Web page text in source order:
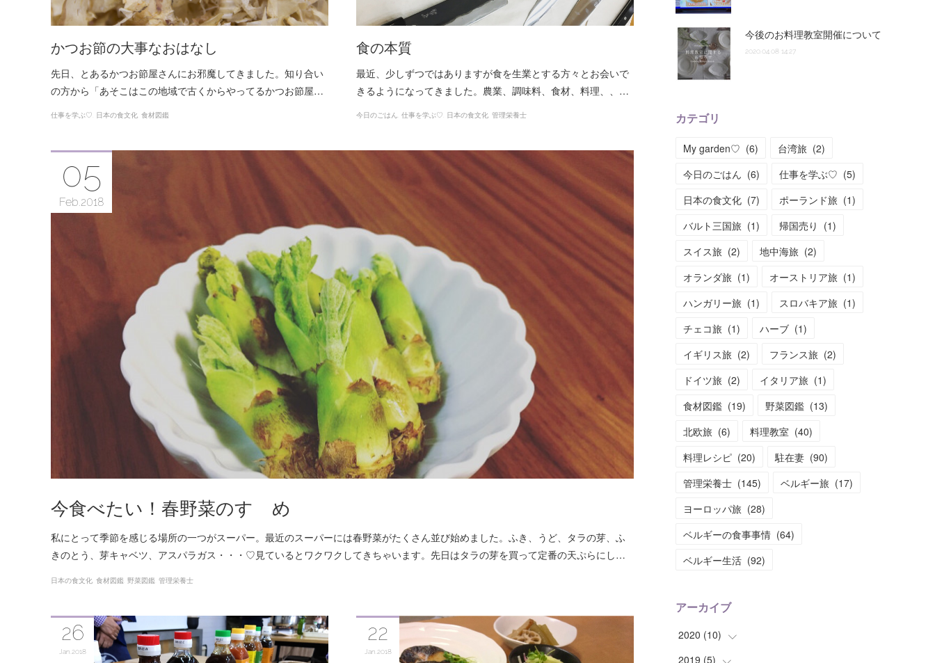
かつお節の大事なおはなし
先日、とあるかつお節屋さんにお邪魔してきました。知り合い
の方から「あそこはこの地域で古くからやってるかつお節屋…
仕事を学ぶ♡ 日本の食文化 食材図鑑
食の本質
最近、少しずつではありますが食を生業とする方々とお会いで
きるようになってきました。農業、調味料、食材、料理、、…
今日のごはん 仕事を学ぶ♡ 日本の食文化 管理栄養士
今食べたい！春野菜のすゝめ
私にとって季節を感じる場所の一つがスーパー。最近のスーパーには春野菜がたくさん並び始めました。ふき、うど、タラの芽、ふ
きのとう、芽キャベツ、アスパラガス・・・♡見ているとワクワクしてきちゃいます。先日はタラの芽を買って定番の天ぷらにし…
05
Feb 2018
日本の食文化 食材図鑑 野菜図鑑 管理栄養士
26
Jan 2018
22
Jan 2018
今後のお料理教室開催について
2020.04.08 14:27
カテゴリ
My garden♡ (6) 台湾旅 (2)
今日のごはん (6) 仕事を学ぶ♡ (5)
日本の食文化 (7) ポーランド旅 (1)
バルト三国旅 (1) 帰国売り (1)
スイス旅 (2) 地中海旅 (2)
オランダ旅 (1) オーストリア旅 (1)
ハンガリー旅 (1) スロバキア旅 (1)
チェコ旅 (1) ハーブ (1)
イギリス旅 (2) フランス旅 (2)
ドイツ旅 (2) イタリア旅 (1)
食材図鑑 (19) 野菜図鑑 (13)
北欧旅 (6) 料理教室 (40)
料理レシピ (20) 駐在妻 (90)
管理栄養士 (145) ベルギー旅 (17)
ヨーロッパ旅 (28)
ベルギーの食事事情 (64)
ベルギー生活 (92)
アーカイブ
2020 (10)
(1
2019 (5)